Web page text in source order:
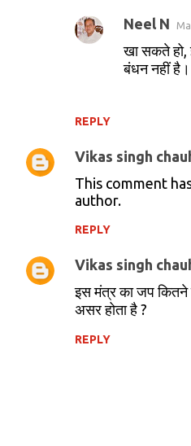
REPLY
Neel N
खा सकते
बंधन नहीं है।
Vikas singh
This comment
author.
REPLY
Vikas singh
इस मंत्र का जप
असर होता है ?
REPLY